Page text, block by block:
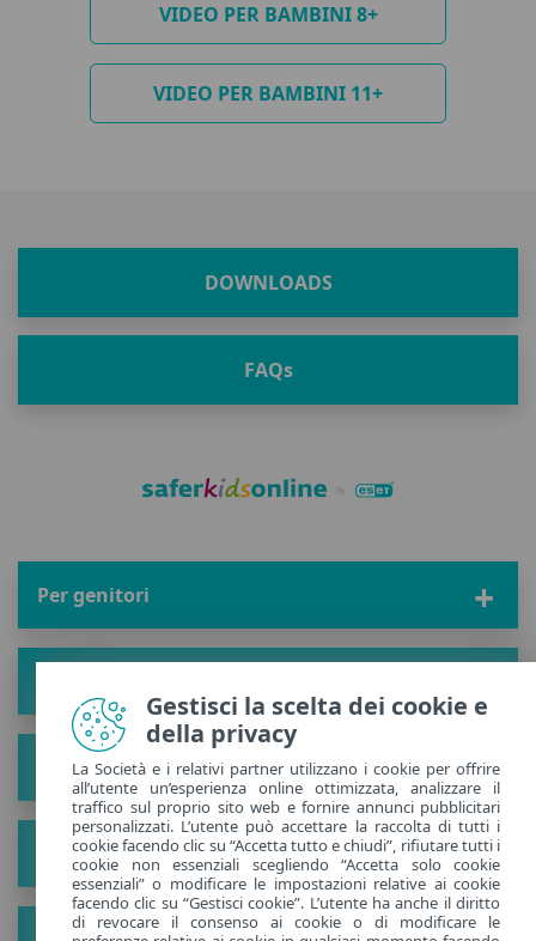
VIDEO PER BAMBINI 8+
VIDEO PER BAMBINI 11+
DOWNLOADS
FAQs
Per genitori
Soluzioni
Il progetto
Gestisci la scelta dei cookie e
della privacy
La Società e i relativi partner utilizzano i cookie per offrire
all’utente un’esperienza online ottimizzata, analizzare il
traffico sul proprio sito web e fornire annunci pubblicitari
personalizzati. L’utente può accettare la raccolta di tutti i
cookie facendo clic su “Accetta tutto e chiudi”, rifiutare tutti i
cookie non essenziali scegliendo “Accetta solo cookie
essenziali” o modificare le impostazioni relative ai cookie
facendo clic su “Gestisci cookie”. L’utente ha anche il diritto
di revocare il consenso ai cookie o di modificare le